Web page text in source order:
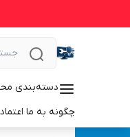
دسته‌بندی
چگونه به ما